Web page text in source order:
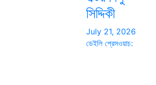
সিদ্দিকী
July 21, 2026
ডেইলি প্রেসওয়াচ: